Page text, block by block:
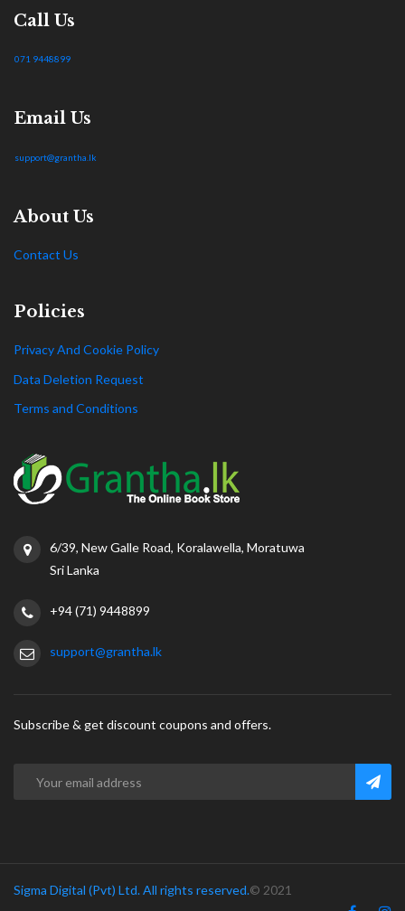
Call Us
071 9448899
Email Us
support@grantha.lk
About Us
Contact Us
Policies
Privacy And Cookie Policy
Data Deletion Request
Terms and Conditions
6/39, New Galle Road, Koralawella, Moratuwa
Sri Lanka
+94 (71) 9448899
support@grantha.lk
Subscribe & get discount coupons and offers.
Sigma Digital (Pvt) Ltd. All rights reserved.© 2021